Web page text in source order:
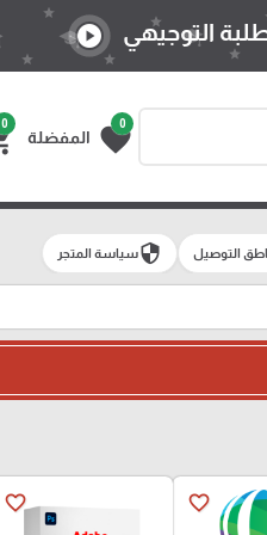
0
favorite المفضلة
0
التوجيهي play_circle
التوصيل securityسياسة المتجر
favorite_border
favorite_border